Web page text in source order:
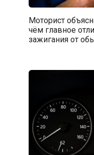
Моторист
чём главное
зажигания от